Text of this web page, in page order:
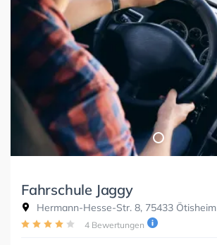
Fahrschule Jaggy
Hermann-Hesse-Str. 8, 75433 Ötisheim
4 Bewertungen